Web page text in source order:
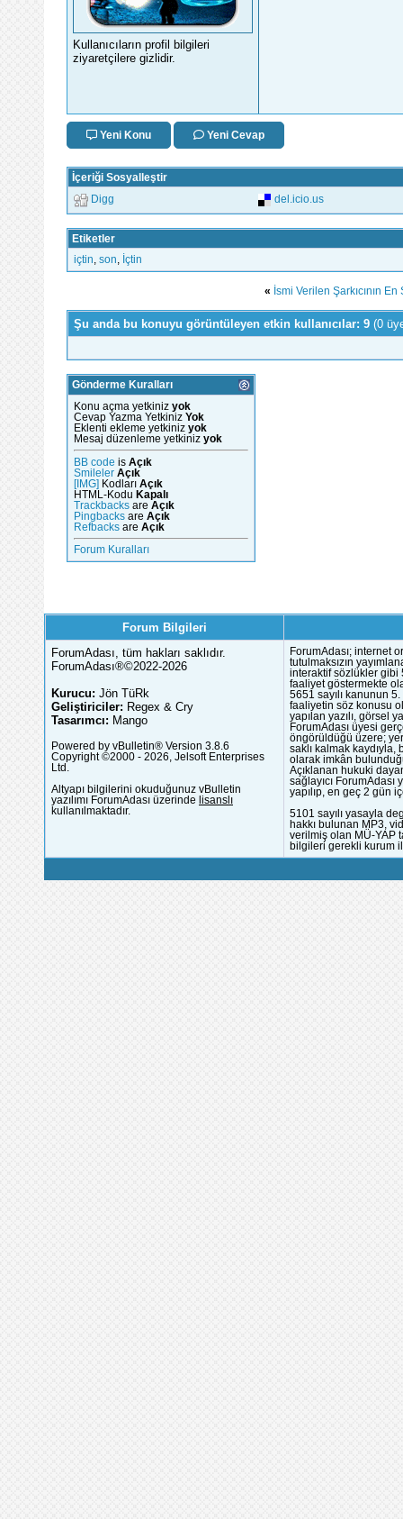
Kullanıcıların profil bilgileri
ziyaretçilere gizlidir.
Yeni Konu Yeni Cevap
İçeriği Sosyalleştir
Digg del.icio.us
Etiketler
içtin son İçtin
« İsmi Verilen Şarkıcının
Şu anda bu konuyu görüntüleyen etkin kullanıcılar: 9 (0
Gönderme Kuralları
Konu açma yetkiniz yok
Cevap Yazma Yetkiniz Yok
Eklenti ekleme yetkiniz yok
Mesaj düzenleme yetkiniz yok
BB code is Açık
Smileler Açık
[IMG] Kodları Açık
HTML-Kodu Kapalı
Trackbacks are Açık
Pingbacks are Açık
Refbacks are Açık
Forum Kuralları
Forum Bilgileri
ForumAdası, tüm hakları saklıdır.
ForumAdası®©2022-2026
Kurucu: Jön TüRk
Geliştiriciler: Regex & Cry
Tasarımcı: Mango
Powered by vBulletin® Version 3.8.6
Copyright ©2000 - 2026, Jelsoft Enterprises
Ltd.
Altyapı bilgilerini okuduğunuz vBulletin
yazılımı ForumAdası üzerinde lisanslı
kullanılmaktadır.
ForumAdası; internet
tutulmaksızın
interaktif sözlükler gibi
faaliyet göstermekte
5651 sayılı kanunun
faaliyetin söz konusu
yapılan yazılı, görsel
ForumAdası üyesi
öngörüldüğü üzere;
saklı kalmak
olarak imkân
Açıklanan hukuki
sağlayıcı
yapılıp, en geç 2 gün
5101 sayılı yasayla
hakkı bulunan MP3,
verilmiş olan MÜ-YAP
bilgileri gerekli kurum